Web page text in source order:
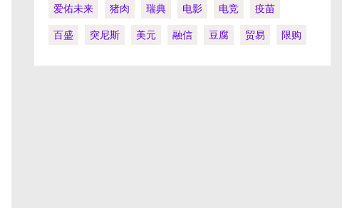
爱佑未来
猪肉 瑞典 电影 电竞
疫苗
百盛
突尼斯 美元 融信 豆腐 贸易 限购